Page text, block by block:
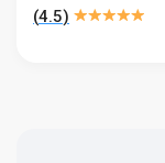
(4.5)